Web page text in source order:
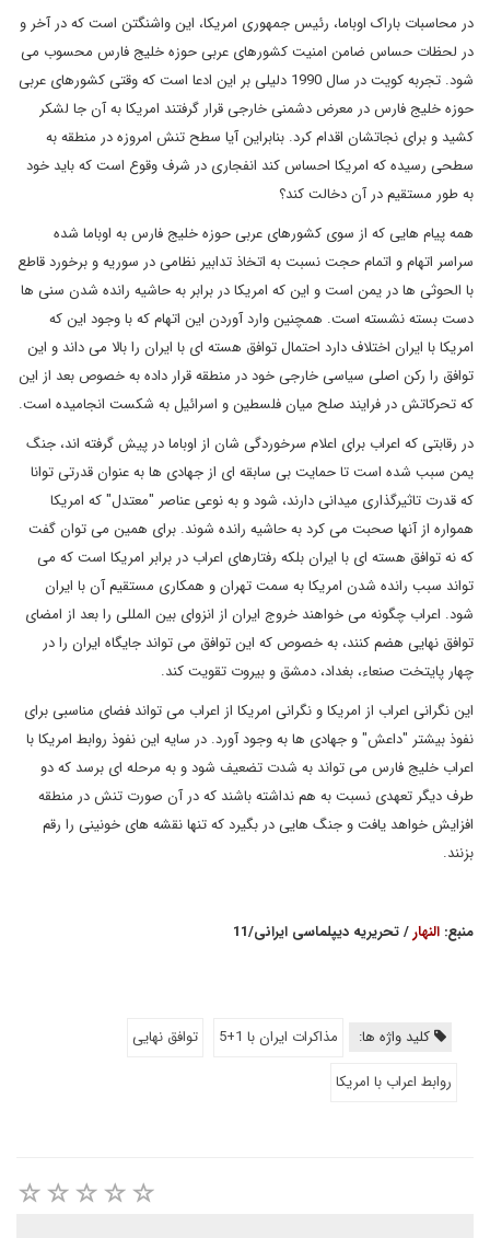
در محاسبات باراک اوباما، رئیس جمهوری امریکا، این واشنگتن است که در آخر و
در لحظات حساس ضامن امنیت کشورهای عربی حوزه خلیج فارس محسوب می
شود. تجربه کویت در سال 1990 دلیلی بر این ادعا است که وقتی کشورهای عربی
حوزه خلیج فارس در معرض دشمنی خارجی قرار گرفتند امریکا به آن جا لشکر
کشید و برای نجاتشان اقدام کرد. بنابراین آیا سطح تنش امروزه در منطقه به
سطحی رسیده که امریکا احساس کند انفجاری در شرف وقوع است که باید خود
به طور مستقیم در آن دخالت کند؟
همه پیام هایی که از سوی کشورهای عربی حوزه خلیج فارس به اوباما شده
سراسر اتهام و اتمام حجت نسبت به اتخاذ تدابیر نظامی در سوریه و برخورد قاطع
با الحوثی ها در یمن است و این که امریکا در برابر به حاشیه رانده شدن سنی ها
دست بسته نشسته است. همچنین وارد آوردن این اتهام که با وجود این که
امریکا با ایران اختلاف دارد احتمال توافق هسته ای با ایران را بالا می داند و این
توافق را رکن اصلی سیاسی خارجی خود در منطقه قرار داده به خصوص بعد از این
که تحرکاتش در فرایند صلح میان فلسطین و اسرائیل به شکست انجامیده است.
در رقابتی که اعراب برای اعلام سرخوردگی شان از اوباما در پیش گرفته اند، جنگ
یمن سبب شده است تا حمایت بی سابقه ای از جهادی ها به عنوان قدرتی توانا
که قدرت تاثیرگذاری میدانی دارند، شود و به نوعی عناصر "معتدل" که امریکا
همواره از آنها صحبت می کرد به حاشیه رانده شوند. برای همین می توان گفت
که نه توافق هسته ای با ایران بلکه رفتارهای اعراب در برابر امریکا است که می
تواند سبب رانده شدن امریکا به سمت تهران و همکاری مستقیم آن با ایران
شود. اعراب چگونه می خواهند خروج ایران از انزوای بین المللی را بعد از امضای
توافق نهایی هضم کنند، به خصوص که این توافق می تواند جایگاه ایران را در
چهار پایتخت صنعاء، بغداد، دمشق و بیروت تقویت کند.
این نگرانی اعراب از امریکا و نگرانی امریکا از اعراب می تواند فضای مناسبی برای
نفوذ بیشتر "داعش" و جهادی ها به وجود آورد. در سایه این نفوذ روابط امریکا با
اعراب خلیج فارس می تواند به شدت تضعیف شود و به مرحله ای برسد که دو
طرف دیگر تعهدی نسبت به هم نداشته باشند که در آن صورت تنش در منطقه
افزایش خواهد یافت و جنگ هایی در بگیرد که تنها نقشه های خونینی را رقم
بزنند.
منبع: النهار/ تحریریه دیپلماسی ایرانی/11
کلید واژه ها: مذاکرات ایران با 1+5
توافق نهایی
روابط اعراب با امریکا